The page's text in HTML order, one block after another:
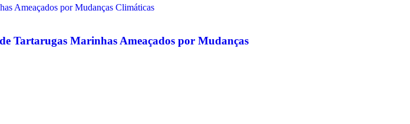
Tartarugas Marinhas Ameaçados por Mudanças